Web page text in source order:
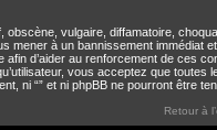
vulgaire, diffamatoire,
à un bannissement immédiat
d’aider au renforcement de ces
vous acceptez que
ni “” et ni phpBB ne pourront être
Retour à